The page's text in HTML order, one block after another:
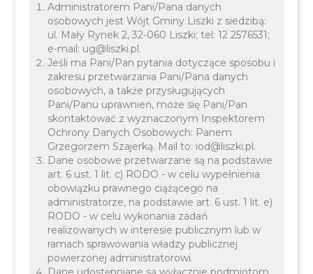
Urząd Stanu Cywilnego
Administratorem Pani/Pana danych
osobowych jest Wójt Gminy Liszki z siedzibą:
ul. Mały Rynek 2, 32-060 Liszki; tel: 12 2576531;
e-mail: ug@liszki.pl.
Jeśli ma Pani/Pan pytania dotyczące sposobu i
zakresu przetwarzania Pani/Pana danych
osobowych, a także przysługujących
Pani/Panu uprawnień, może się Pani/Pan
skontaktować z wyznaczonym Inspektorem
Ochrony Danych Osobowych: Panem
Grzegorzem Szajerką. Mail to: iod@liszki.pl.
Dane osobowe przetwarzane są na podstawie
art. 6 ust. 1 lit. c) RODO - w celu wypełnienia
obowiązku prawnego ciążącego na
administratorze, na podstawie art. 6 ust. 1 lit. e)
RODO - w celu wykonania zadań
realizowanych w interesie publicznym lub w
ramach sprawowania władzy publicznej
powierzonej administratorowi.